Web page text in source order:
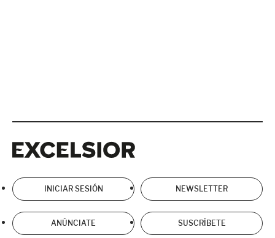
INICIAR SESIÓN NEWSLETTER
ANÚNCIATE SUSCRÍBETE